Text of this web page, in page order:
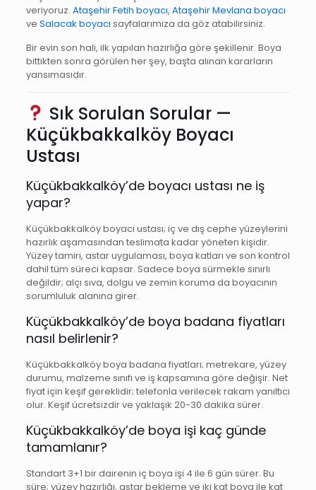
veriyoruz. Ataşehir Fetih boyacı, Ataşehir Mevlana boyacı
ve Salacak boyacı sayfalarımıza da göz atabilirsiniz.
Bir evin son hali, ilk yapılan hazırlığa göre şekillenir. Boya
bittikten sonra görülen her şey, başta alınan kararların
yansımasıdır.
Sık Sorulan Sorular —
Küçükbakkalköy Boyacı
Ustası
Küçükbakkalköy’de boyacı ustası ne iş
yapar?
Küçükbakkalköy boyacı ustası; iç ve dış cephe yüzeylerini
hazırlık aşamasından teslimata kadar yöneten kişidir.
Yüzey tamiri, astar uygulaması, boya katları ve son kontrol
dahil tüm süreci kapsar. Sadece boya sürmekle sınırlı
değildir; alçı sıva, dolgu ve zemin koruma da boyacının
sorumluluk alanına girer.
Küçükbakkalköy’de boya badana fiyatları
nasıl belirlenir?
Küçükbakkalköy boya badana fiyatları; metrekare, yüzey
durumu, malzeme sınıfı ve iş kapsamına göre değişir. Net
fiyat için keşif gereklidir; telefonla verilecek rakam yanıltıcı
olur. Keşif ücretsizdir ve yaklaşık 20-30 dakika sürer.
Küçükbakkalköy’de boya işi kaç günde
tamamlanır?
Standart 3+1 bir dairenin iç boya işi 4 ile 6 gün sürer. Bu
süre; yüzey hazırlığı, astar bekleme ve iki kat boya ile kat